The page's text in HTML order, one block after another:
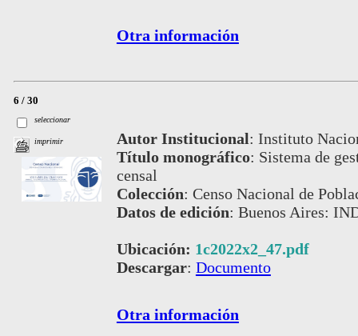
Otra información
6 / 30
seleccionar
imprimir Autor Institucional: Instituto
Título monográfico: Sistema de
censal
Colección: Censo Nacional de
Datos de edición: Buenos Aires:
Ubicación: 1c2022x2_47.pdf
Descargar: Documento
Otra información